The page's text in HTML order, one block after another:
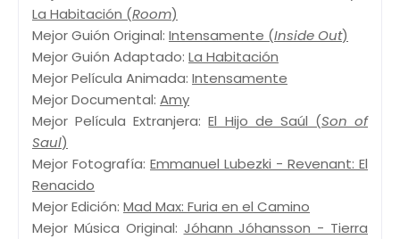
La Habitación (Room)
Mejor Guión Original: Intensamente (Inside Out)
Mejor Guión Adaptado: La Habitación
Mejor Película Animada: Intensamente
Mejor Documental: Amy
Mejor Película Extranjera:El Hijo de Saúl (Son of
Saul)
Mejor Fotografía: Emmanuel Lubezki - Revenant: El
Renacido
Mejor Edición: Mad Max: Furia en el Camino
Mejor Música Original: Jóhann Jóhansson - Tierra